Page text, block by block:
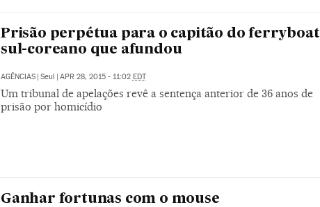
Prisão perpétua para o capitão do ferryboat
sul-coreano que afundou
AGÊNCIAS Seul APR 28, 2015 - 11:02 EDT
Um tribunal de apelações revê a sentença anterior de 36 anos de
prisão por homicídio
Ganhar fortunas com o mouse